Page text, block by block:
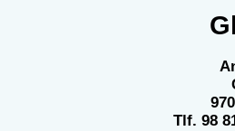
Tlf. 98